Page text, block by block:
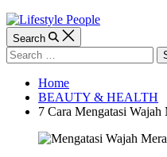
Search
Search
for:
Home
BEAUTY & HEALTH
7 Cara Mengatasi